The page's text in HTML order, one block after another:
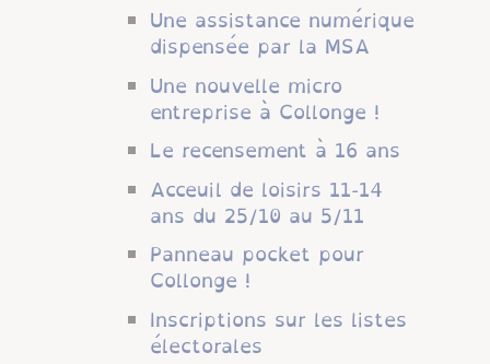
Une assistance numérique
dispensée par la MSA
Une nouvelle micro
entreprise à Collonge !
Le recensement à 16 ans
Acceuil de loisirs 11-14
ans du 25/10 au 5/11
Panneau pocket pour
Collonge !
Inscriptions sur les listes
électorales